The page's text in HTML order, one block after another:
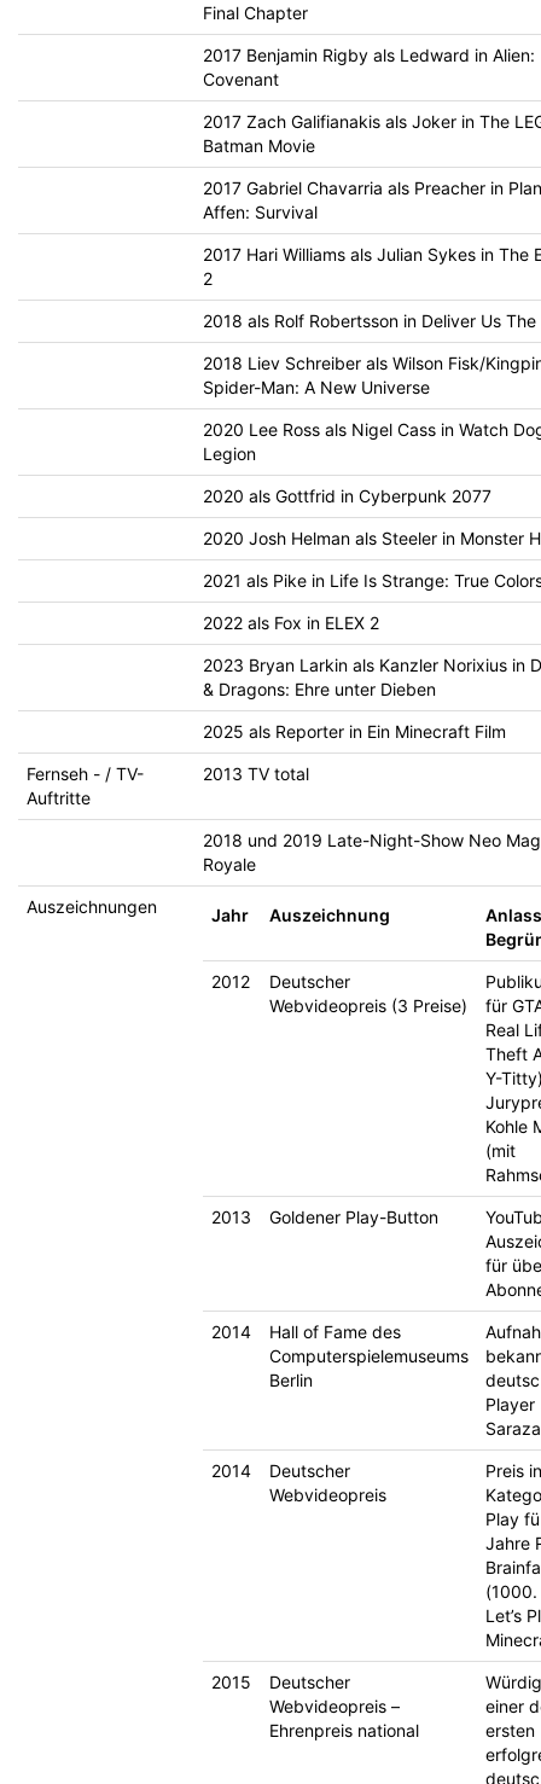
Final Chapter
2017 Benjamin Rigby als Ledward in Alien:
Covenant
2017 Zach Galifianakis als Joker in The
Batman Movie
2017 Gabriel Chavarria als Preacher in
Affen: Survival
2017 Hari Williams als Julian Sykes in The
2
2018 als Rolf Robertsson in Deliver Us The
2018 Liev Schreiber als Wilson Fisk/
Spider-Man: A New Universe
2020 Lee Ross als Nigel Cass in Watch
Legion
2020 als Gottfrid in Cyberpunk 2077
2020 Josh Helman als Steeler in Monster
2021 als Pike in Life Is Strange: True
2022 als Fox in ELEX 2
2023 Bryan Larkin als Kanzler Norixius in
& Dragons: Ehre unter Dieben
2025 als Reporter in Ein Minecraft Film
Fernseh - / TV-
Auftritte
2013 TV total
2018 und 2019 Late-Night-Show Neo
Royale
Auszeichnungen Jahr Auszeichnung
2012
Deutscher
Webvideopreis (3 Preise)
für
Real
Theft
Y-
Kohle
(mit
2013 Goldener Play-Button
für
2014
Hall of Fame des
Computerspielemuseums
Berlin
Player
2014
Deutscher
Webvideopreis
Preis in
Play
Jahre
(1000.
Let’s
2015
Deutscher
Webvideopreis –
Ehrenpreis national
einer
ersten